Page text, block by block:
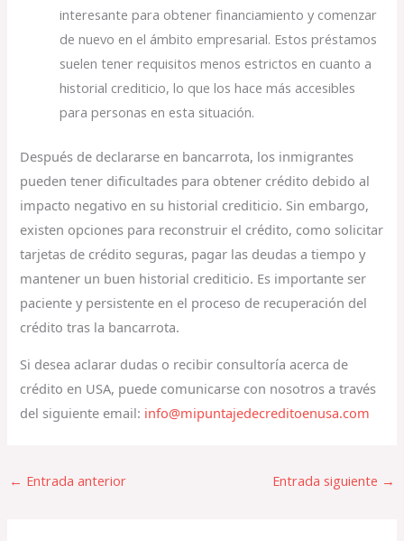
interesante para obtener financiamiento y comenzar
de nuevo en el ámbito empresarial. Estos préstamos
suelen tener requisitos menos estrictos en cuanto a
historial crediticio, lo que los hace más accesibles
para personas en esta situación.
Después de declararse en bancarrota, los inmigrantes
pueden tener dificultades para obtener crédito debido al
impacto negativo en su historial crediticio. Sin embargo,
existen opciones para reconstruir el crédito, como solicitar
tarjetas de crédito seguras, pagar las deudas a tiempo y
mantener un buen historial crediticio. Es importante ser
paciente y persistente en el proceso de recuperación del
crédito tras la bancarrota.
Si desea aclarar dudas o recibir consultoría acerca de
crédito en USA, puede comunicarse con nosotros a través
del siguiente email: info@mipuntajedecreditoenusa.com
← Entrada anterior Entrada siguiente →